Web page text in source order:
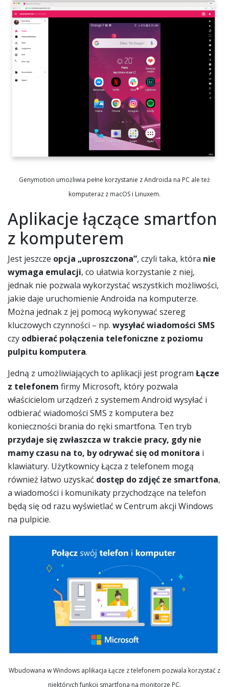
Genymotion umożliwia pełne korzystanie z Androida na PC ale też
komputeraz z macOS i Linuxem.
Aplikacje łączące smartfon
z komputerem
Jest jeszcze opcja „uproszczona”, czyli taka, która nie
wymaga emulacji, co ułatwia korzystanie z niej,
jednak nie pozwala wykorzystać wszystkich możliwości,
jakie daje uruchomienie Androida na komputerze.
Można jednak z jej pomocą wykonywać szereg
kluczowych czynności – np. wysyłać wiadomości SMS
czy odbierać połączenia telefoniczne z poziomu
pulpitu komputera.
Jedną z umożliwiających to aplikacji jest program Łącze
z telefonem firmy Microsoft, który pozwala
właścicielom urządzeń z systemem Android wysyłać i
odbierać wiadomości SMS z komputera bez
konieczności brania do ręki smartfona. Ten tryb
przydaje się zwłaszcza w trakcie pracy, gdy nie
mamy czasu na to, by odrywać się od monitora i
klawiatury. Użytkownicy Łącza z telefonem mogą
również łatwo uzyskać dostęp do zdjęć ze smartfona,
a wiadomości i komunikaty przychodzące na telefon
będą się od razu wyświetlać w Centrum akcji Windows
na pulpicie.
Wbudowana w Windows aplikacja Łącze z telefonem pozwala korzystać z
niektórych funkcji smartfona na monitorze PC.